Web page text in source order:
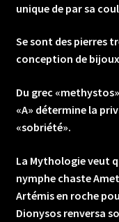
unique de par sa
Se sont des pierres
conception de
Du grec
«A» détermine la
«sobriété».
La Mythologie veut
nymphe chaste
Artémis en roche
Dionysos renversa